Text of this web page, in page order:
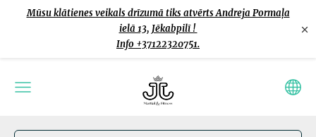
Mūsu klātienes veikals drīzumā tiks atvērts Andreja Pormaļa
ielā 13, Jēkabpilī !
Info +37122320751.
×